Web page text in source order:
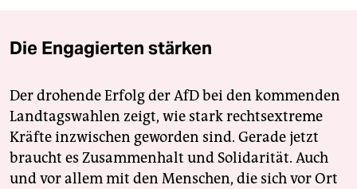
Die Engagierten stärken
Der drohende Erfolg der AfD bei den kommenden
Landtagswahlen zeigt, wie stark rechtsextreme
Kräfte inzwischen geworden sind. Gerade jetzt
braucht es Zusammenhalt und Solidarität. Auch
und vor allem mit den Menschen, die sich vor Ort